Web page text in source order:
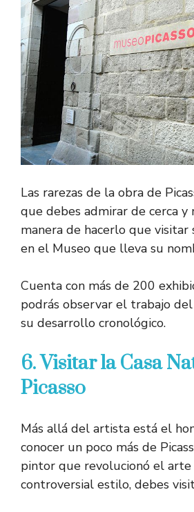
Las rarezas de la obra de
que debes admirar de cerca y
manera de hacerlo que visitar
en el Museo que lleva su
Cuenta con más de 200
podrás observar el trabajo
su desarrollo cronológico.
6. Visitar la Casa
Picasso
Más allá del artista está el
conocer un poco más de
pintor que revolucionó el arte
controversial estilo, debes